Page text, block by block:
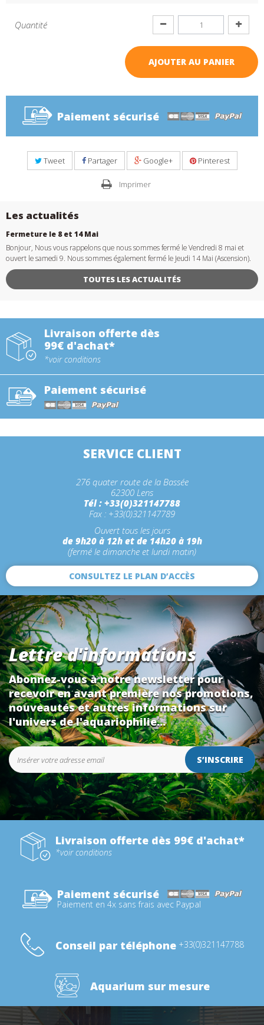
Quantité
AJOUTER AU PANIER
Paiement sécurisé
Tweet Partager Google+ Pinterest
Imprimer
Les actualités
Fermeture le 8 et 14 Mai
Bonjour, Nous vous rappelons que nous sommes fermé le Vendredi 8 mai et
ouvert le samedi 9. Nous sommes également fermé le Jeudi 14 Mai (Ascension).
TOUTES LES ACTUALITÉS
Livraison offerte dès
99€ d'achat*
*voir conditions
Paiement sécurisé
SERVICE CLIENT
276 quater route de la Bassée
62300 Lens
Tél : +33(0)321147788
Fax : +33(0)321147789
Ouvert tous les jours
de 9h20 à 12h et de 14h20 à 19h
(fermé le dimanche et lundi matin)
CONSULTEZ LE PLAN D’ACCÈS
Lettre d'informations
Abonnez-vous à notre newsletter pour
recevoir en avant première nos promotions,
nouveautés et autres informations sur
l'univers de l'aquariophilie...
S’INSCRIRE
Livraison offerte dès 99€ d'achat*
*voir conditions
Paiement sécurisé
Paiement en 4x sans frais avec Paypal
Conseil par téléphone +33(0)321147788
Aquarium sur mesure